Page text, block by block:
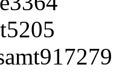
5205
917279